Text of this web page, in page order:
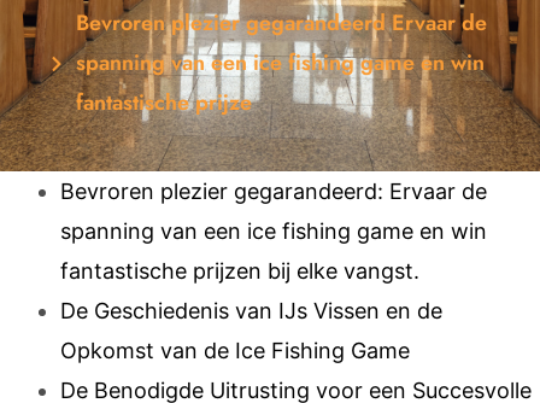
Bevroren plezier gegarandeerd Ervaar de
spanning van een ice fishing game en win
fantastische prijze
Bevroren plezier gegarandeerd: Ervaar de
spanning van een ice fishing game en win
fantastische prijzen bij elke vangst.
De Geschiedenis van IJs Vissen en de
Opkomst van de Ice Fishing Game
De Benodigde Uitrusting voor een Succesvolle